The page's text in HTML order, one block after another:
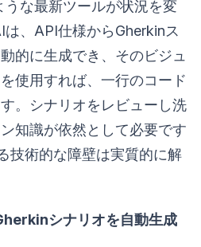
な最新ツールが状況を変
、API仕様からGherkinス
的に生成でき、そのビジュ
使用すれば、一行のコード
。シナリオをレビューし洗
知識が依然として必要です
技術的な障壁は実質的に解
シナリオを自動生成